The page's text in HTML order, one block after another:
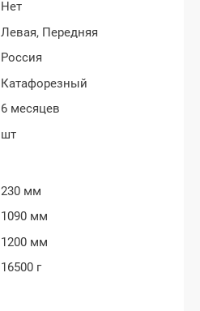
Нет
Левая, Передняя
Россия
Катафорезный
6 месяцев
шт
230 мм
1090 мм
1200 мм
16500 г